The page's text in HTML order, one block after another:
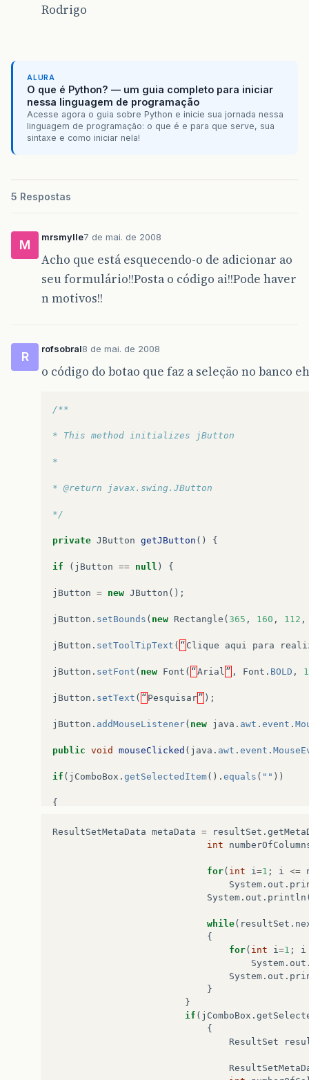
Rodrigo
ALURA
O que é Python? — um guia completo para iniciar
nessa linguagem de programação
Acesse agora o guia sobre Python e inicie sua jornada nessa
linguagem de programação: o que é e para que serve, sua
sintaxe e como iniciar nela!
5 Respostas
M
mrsmylle7 de mai. de 2008
Acho que está esquecendo-o de adicionar ao
seu formulário!!Posta o código ai!!Pode haver
n motivos!!
R
rofsobral8 de mai. de 2008
o código do botao que faz a seleção no banco
/**
*/
private JButton getJButton () {
if ( jButton == null ) {
jButton = new JButton ();
jButton . setBounds ( new Rectangle ( 365 , 160 , 112 ,
jButton . setToolTipText ( “ Clique aqui para
jButton . setFont ( new Font ( “ Arial ” , Font . BOLD ,
jButton . setText ( “ Pesquisar” );
jButton . addMouseListener( new java . awt . event .
public void mouseClicked ( java . awt . event .
if ( jComboBox . getSelectedItem(). equals ( "" ))
{
JOptionPane.showMessageDialog (null ,“ Selecione
nome_do_banco ”;
JdbcOdbcDriver”);
DriverManager.
ResultSetMetaData metaData = resultSet .
int
for( int i =1 ; i <=
System . out .
System . out . println
while( resultSet .
{
for( int i =1 ;
i
System . out
System . out .
}
}
if ( jComboBox .
{
ResultSet